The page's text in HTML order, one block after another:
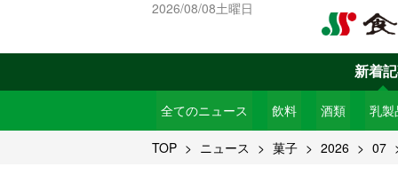
2026/08/08土曜日
新着
全てのニュース 飲料 酒類 乳製
TOP ニュース 菓子 2026 07